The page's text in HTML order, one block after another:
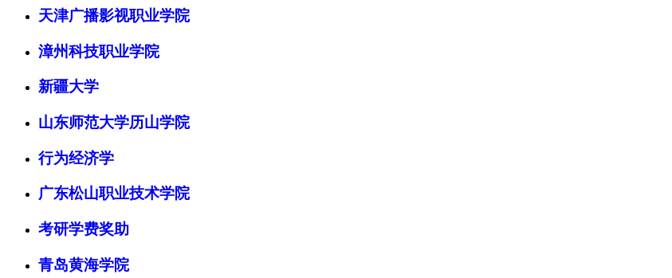
天津广播影视职业学院
漳州科技职业学院
新疆大学
山东师范大学历山学院
行为经济学
广东松山职业技术学院
考研学费奖助
青岛黄海学院